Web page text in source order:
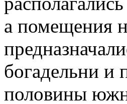
а помещения
богадельни и
половины